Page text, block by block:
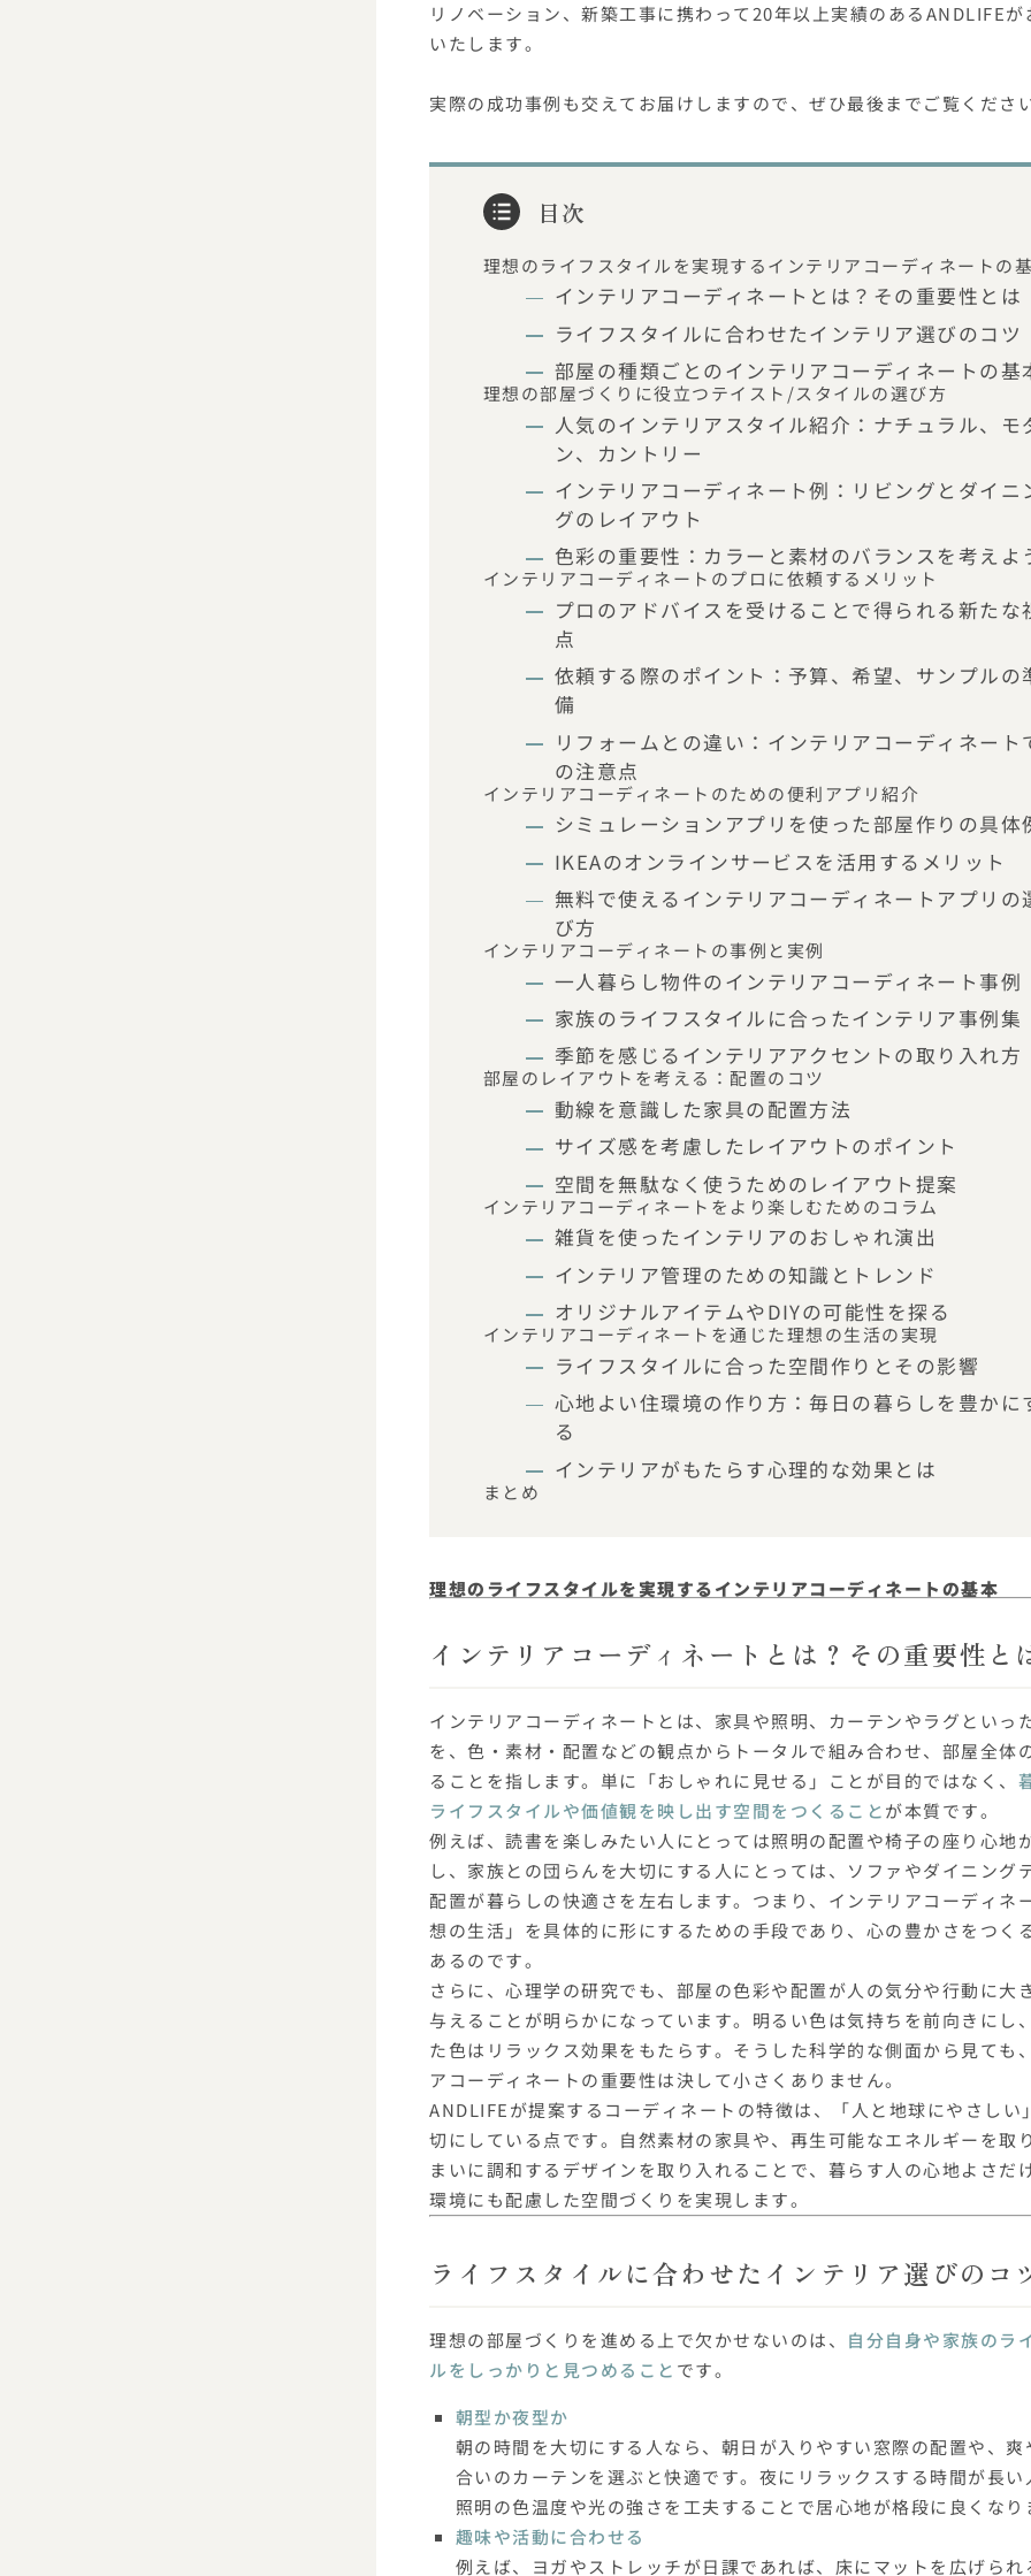
リノベーション、新築工事に携わって20年以上実績のあるANDLIFEが
いたします。
実際の成功事例も交えてお届けしますので、ぜひ最後までご覧くださ
目次
理想のライフスタイルを実現するインテリアコーディネートの
インテリアコーディネートとは？その重要性とは
ライフスタイルに合わせたインテリア選びのコツ
部屋の種類ごとのインテリアコーディネートの基
理想の部屋づくりに役立つテイスト/スタイルの選び方
人気のインテリアスタイル紹介：ナチュラル、モ
ン、カントリー
インテリアコーディネート例：リビングとダイニ
グのレイアウト
色彩の重要性：カラーと素材のバランスを考えよ
インテリアコーディネートのプロに依頼するメリット
プロのアドバイスを受けることで得られる新たな
点
依頼する際のポイント：予算、希望、サンプルの
備
リフォームとの違い：インテリアコーディネート
の注意点
インテリアコーディネートのための便利アプリ紹介
シミュレーションアプリを使った部屋作りの具体
IKEAのオンラインサービスを活用するメリット
無料で使えるインテリアコーディネートアプリの
び方
インテリアコーディネートの事例と実例
一人暮らし物件のインテリアコーディネート事例
家族のライフスタイルに合ったインテリア事例集
季節を感じるインテリアアクセントの取り入れ方
部屋のレイアウトを考える：配置のコツ
動線を意識した家具の配置方法
サイズ感を考慮したレイアウトのポイント
空間を無駄なく使うためのレイアウト提案
インテリアコーディネートをより楽しむためのコラム
雑貨を使ったインテリアのおしゃれ演出
インテリア管理のための知識とトレンド
オリジナルアイテムやDIYの可能性を探る
インテリアコーディネートを通じた理想の生活の実現
ライフスタイルに合った空間作りとその影響
心地よい住環境の作り方：毎日の暮らしを豊かに
る
インテリアがもたらす心理的な効果とは
まとめ
理想のライフスタイルを実現するインテリアコーディネートの基本
インテリアコーディネートとは？その重要性と
インテリアコーディネートとは、家具や照明、カーテンやラグといっ
を、色・素材・配置などの観点からトータルで組み合わせ、部屋全体
ることを指します。単に「おしゃれに見せる」ことが目的ではなく、
ライフスタイルや価値観を映し出す空間をつくることが本質です。
例えば、読書を楽しみたい人にとっては照明の配置や椅子の座り心地
し、家族との団らんを大切にする人にとっては、ソファやダイニング
配置が暮らしの快適さを左右します。つまり、インテリアコーディネ
想の生活」を具体的に形にするための手段であり、心の豊かさをつく
あるのです。
さらに、心理学の研究でも、部屋の色彩や配置が人の気分や行動に大
与えることが明らかになっています。明るい色は気持ちを前向きにし
た色はリラックス効果をもたらす。そうした科学的な側面から見ても
アコーディネートの重要性は決して小さくありません。
ANDLIFEが提案するコーディネートの特徴は、「人と地球にやさしい
切にしている点です。自然素材の家具や、再生可能なエネルギーを取
まいに調和するデザインを取り入れることで、暮らす人の心地よさだ
環境にも配慮した空間づくりを実現します。
ライフスタイルに合わせたインテリア選びのコ
理想の部屋づくりを進める上で欠かせないのは、 自分自身や家族のラ
ルをしっかりと見つめること です。
朝型か夜型か
朝の時間を大切にする人なら、朝日が入りやすい窓際の配置や、爽
合いのカーテンを選ぶと快適です。夜にリラックスする時間が長い
照明の色温度や光の強さを工夫することで居心地が格段に良くなり
趣味や活動に合わせる
例えば、ヨガやストレッチが日課であれば、床にマットを広げられ